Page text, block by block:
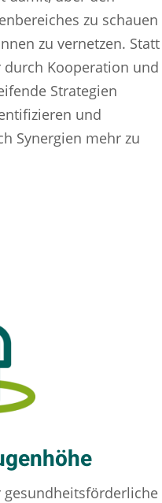
zu schauen
zu vernetzen. Statt
Kooperation und
Strategien
und
Synergien mehr zu